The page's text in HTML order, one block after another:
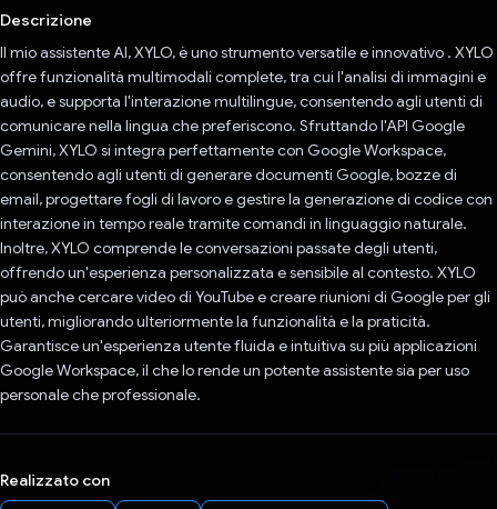
Descrizione
Il mio assistente AI, XYLO, è uno strumento versatile e innovativo . XYLO
offre funzionalità multimodali complete, tra cui l'analisi di immagini e
audio, e supporta l'interazione multilingue, consentendo agli utenti di
comunicare nella lingua che preferiscono. Sfruttando l'API Google
Gemini, XYLO si integra perfettamente con Google Workspace,
consentendo agli utenti di generare documenti Google, bozze di
email, progettare fogli di lavoro e gestire la generazione di codice con
interazione in tempo reale tramite comandi in linguaggio naturale.
Inoltre, XYLO comprende le conversazioni passate degli utenti,
offrendo un'esperienza personalizzata e sensibile al contesto. XYLO
può anche cercare video di YouTube e creare riunioni di Google per gli
utenti, migliorando ulteriormente la funzionalità e la praticità.
Garantisce un'esperienza utente fluida e intuitiva su più applicazioni
Google Workspace, il che lo rende un potente assistente sia per uso
personale che professionale.
Realizzato con